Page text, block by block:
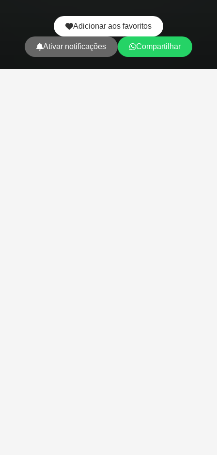
Adicionar aos favoritos
Ativar notificações Compartilhar